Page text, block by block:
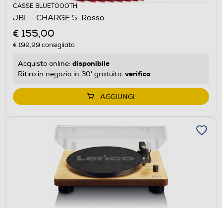
CASSE BLUETOOOTH
JBL - CHARGE 5-Rosso
€ 155,00
€ 199,99 consigliato
Acquisto online: disponibile
Ritiro in negozio in 30' gratuito: verifica
AGGIUNGI